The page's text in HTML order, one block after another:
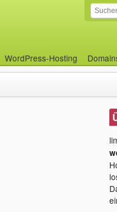
WordPress-Hosting